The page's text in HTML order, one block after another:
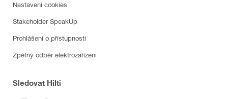
Nastavení cookies
Stakeholder SpeakUp
Prohlášení o přístupnosti
Zpětný odběr elektrozařízení
Sledovat Hilti